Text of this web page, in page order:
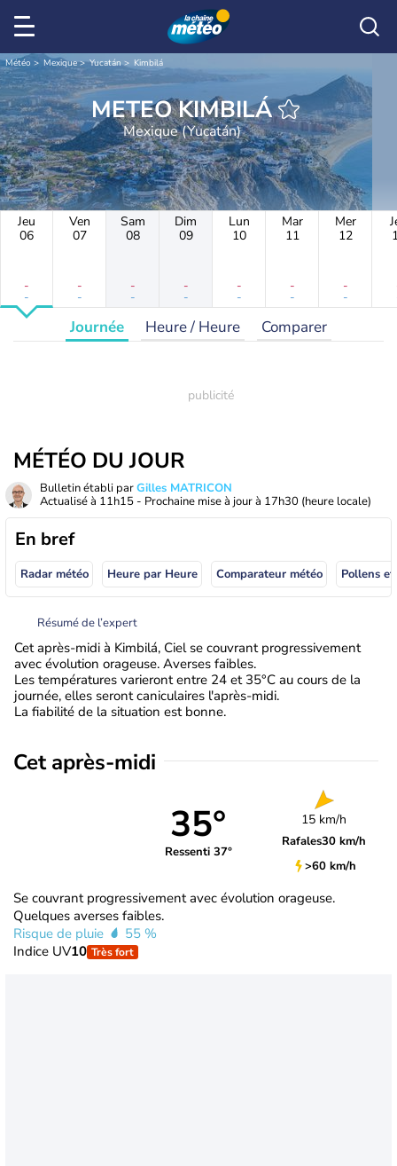
Météo Mexique Yucatán Kimbilá
METEO KIMBILÁ
Mexique (Yucatán)
Jeu
06
-
-
Ven
07
-
-
Sam
08
-
-
Dim
09
-
-
Lun
10
-
-
Mar
11
-
-
Mer
12
-
-
Journée Heure / Heure Comparer
MÉTÉO DU JOUR
Bulletin établi parGilles MATRICON
Actualisé à 11h15 - Prochaine mise à jour à 17h30 (heure locale)
En bref
Radar météo Heure par Heure Comparateur météo Pollens
Résumé de l’expert
Cet après-midi à Kimbilá, Ciel se couvrant progressivement
avec évolution orageuse. Averses faibles.
Les températures varieront entre 24 et 35°C au cours de la
journée, elles seront caniculaires l'après-midi.
La fiabilité de la situation est bonne.
Cet après-midi
35°
Ressenti 37°
15 km/h
Rafales30 km/h
>60 km/h
Se couvrant progressivement avec évolution orageuse.
Quelques averses faibles.
Risque de pluie
55 %
Indice UV10 Très fort